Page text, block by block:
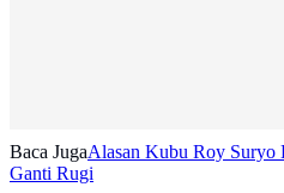
Baca JugaAlasan Kubu Roy Suryo
Ganti Rugi